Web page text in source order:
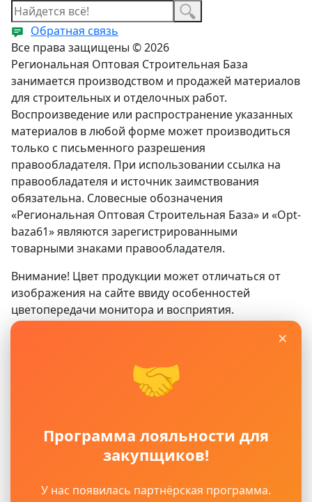
×
🤝
Программа лояльности для
закупщиков!
У нас появилась партнёрская программа.
Обратная связь
Все права защищены © 2026
Региональная Оптовая Строительная База
занимается производством и продажей материалов
для строительных и отделочных работ.
Воспроизведение или распространение указанных
материалов в любой форме может производиться
только с письменного разрешения
правообладателя. При использовании ссылка на
правообладателя и источник заимствования
обязательна. Словесные обозначения
«Региональная Оптовая Строительная База» и «Opt-
baza61» являются зарегистрированными
товарными знаками правообладателя.
Внимание! Цвет продукции может отличаться от
изображения на сайте ввиду особенностей
цветопередачи монитора и восприятия.
не является публичной офертой, определяемой
положениями ГК РФ. Для получения подробной
офисы продаж.
Политика защиты и обработки персональных
данных
Пользовательское соглашение